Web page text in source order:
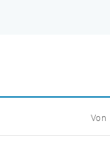
Von